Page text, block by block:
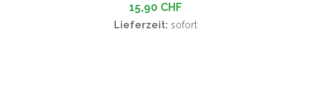
15,90 CHF
Lieferzeit: sofort